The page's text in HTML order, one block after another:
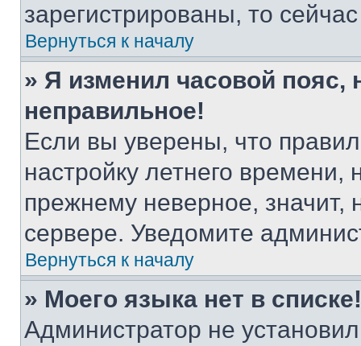
зарегистрированы, то
Вернуться к началу
» Я изменил часовой пояс,
неправильное!
Если вы уверены, что
настройку летнего
прежнему неверное, значит,
сервере. Уведомите
Вернуться к началу
» Моего языка нет в списке!
Администратор не